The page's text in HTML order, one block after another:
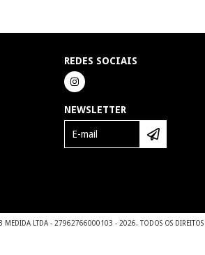
REDES SOCIAIS
NEWSLETTER
MEDIDA LTDA - 27962766000103 - 2026. TODOS OS DIREITOS